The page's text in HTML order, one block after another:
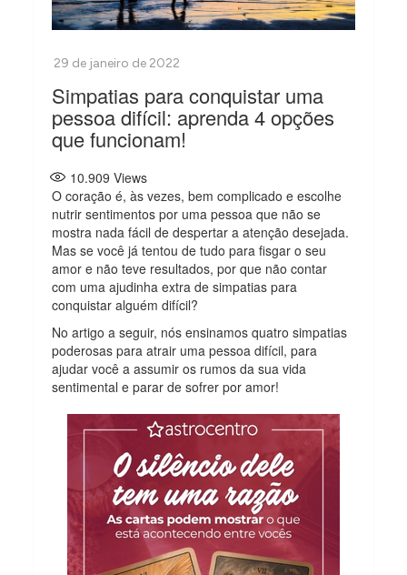
Simpatias para conquistar uma
pessoa difícil: aprenda 4 opções
que funcionam!
10.909 Views
O coração é, às vezes, bem complicado e escolhe
nutrir sentimentos por uma pessoa que não se
mostra nada fácil de despertar a atenção desejada.
Mas se você já tentou de tudo para fisgar o seu
amor e não teve resultados, por que não contar
com uma ajudinha extra de simpatias para
conquistar alguém difícil?
No artigo a seguir, nós ensinamos quatro simpatias
poderosas para atrair uma pessoa difícil, para
ajudar você a assumir os rumos da sua vida
sentimental e parar de sofrer por amor!